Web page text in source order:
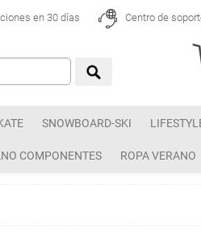
en 30 días Centro de
SNOWBOARD-SKI
COMPONENTES ROPA VERANO